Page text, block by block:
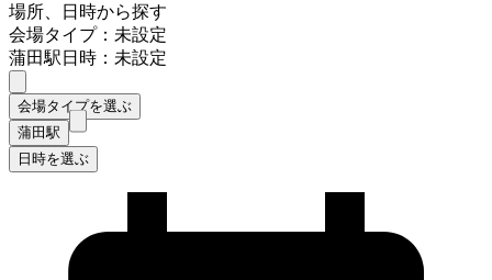
場所、日時から探す
会場タイプ：未設定
蒲田駅日時：未設定
会場タイプを選ぶ
蒲田駅
日時を選ぶ